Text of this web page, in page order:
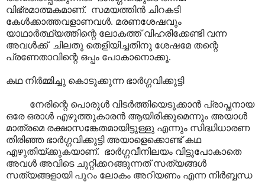
വിഭ്രമാത്മകമാണ്. സമയത്തിൻ ചിറകടി
കേൾക്കാത്തവളാണവൾ. മരണശേഷവും
യാഥാർത്ഥ്യത്തിന്റെ ലോകത്ത് വിഹരിക്കേണ്ടി വന്ന
അവൾക്ക് ചിലതു തെളിയിച്ചതിനു ശേഷമേ തന്റെ
പ്രണേതാവിന്റെ ഒപ്പം പോകാനൊക്കൂ.
കഥ നിർമ്മിച്ചു കൊടുക്കുന്ന ഭാർഗ്ഗവിക്കുട്ടി
നേരിന്റെ പൊരുൾ വിടർത്തിയെടുക്കാൻ പ്രാപ്തനായ
ഒരേ ഒരാൾ എഴുത്തുകാരൻ ആയിരിക്കുമെന്നും അയാൾ
മാത്രമെ രക്ഷാസങ്കേതമായിട്ടുള്ളു എന്നും സിദ്ധിധാരണ
തിരിഞ്ഞ ഭാർഗ്ഗവിക്കുട്ടി അയാളെക്കൊണ്ട് കഥ
എഴുതിയ്ക്കുകയാണ്. ഭാർഗ്ഗവീനിലയം വിട്ടുപോകാതെ
അവൾ അവിടെ ചുറ്റിക്കറങ്ങുന്നത് സത്യങ്ങൾ
സത്യങ്ങളായി പുറം ലോകം അറിയണം എന്ന നിർബ്ബന്ധ